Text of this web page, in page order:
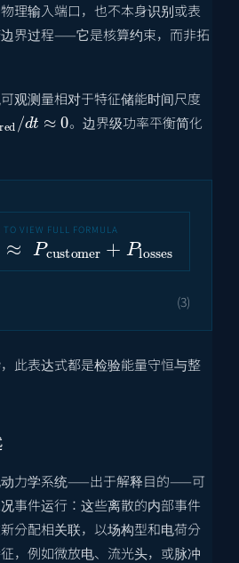
理输入端口，也不本身识别或表
界过程——它是核算约束，而非拓
观测量相对于特征储能时间尺度
/dt≈0
。边界级功率平衡简化
≈Pcustomer +P
(3)
此表达式都是检验能量守恒与整
动力学系统——出于解释目的——可
事件运行：这些离散的内部事件
分配相关联，以场构型和电荷分
，例如微放电、流光头，或脉冲